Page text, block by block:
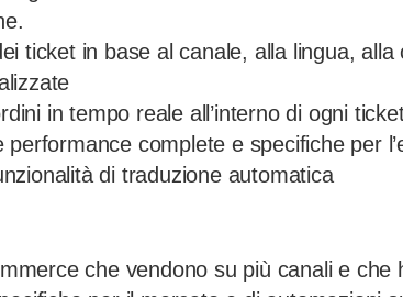
ticket in base al canale, alla lingua, alla
in tempo reale all’interno di ogni
complete e specifiche per
di traduzione automatica
che vendono su più canali e che